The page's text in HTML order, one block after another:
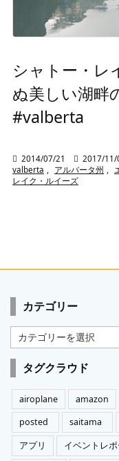
シャトー・レ
ぬ美しい湖畔
#valberta
 2014/07/21  2017/11/
valberta , アルバータ州 ,
レイク・ルイーズ
カテゴリー
カ
テ
ゴ
リ
ー
タグクラウド
airoplane amazon
posted
saitama
アプリ
イベントレポ